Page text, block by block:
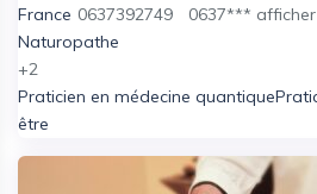
France 0637392749 0637*** afficher
Naturopathe
+2
Praticien en médecine quantique
être